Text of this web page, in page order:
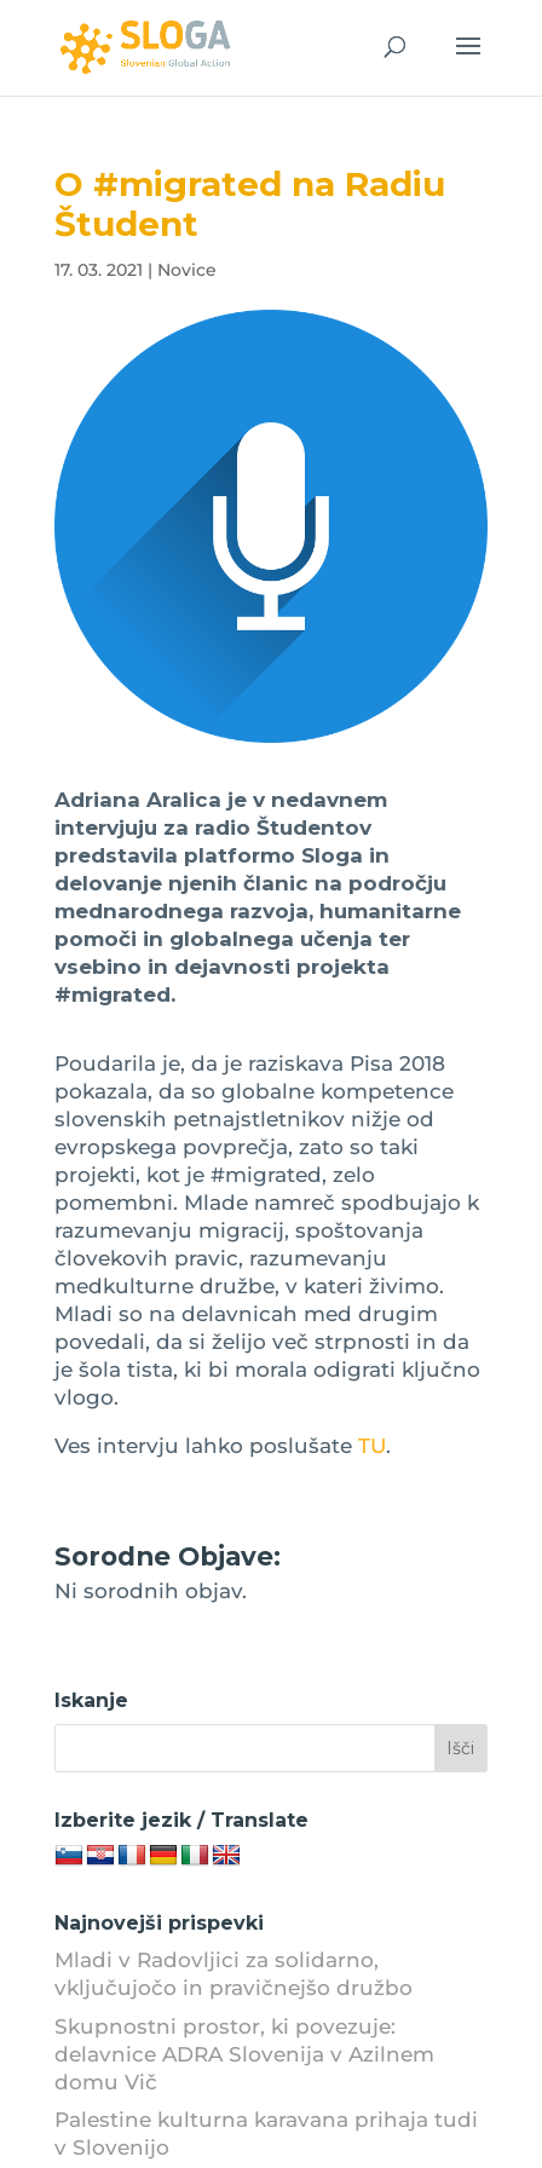
O #migrated na Radiu
Študent
17. 03. 2021 | Novice
Adriana Aralica je v nedavnem
intervjuju za radio Študentov
predstavila platformo Sloga in
delovanje njenih članic na področju
mednarodnega razvoja, humanitarne
pomoči in globalnega učenja ter
vsebino in dejavnosti projekta
#migrated.
Poudarila je, da je raziskava Pisa 2018
pokazala, da so globalne kompetence
slovenskih petnajstletnikov nižje od
evropskega povprečja, zato so taki
projekti, kot je #migrated, zelo
pomembni. Mlade namreč spodbujajo k
razumevanju migracij, spoštovanja
človekovih pravic, razumevanju
medkulturne družbe, v kateri živimo.
Mladi so na delavnicah med drugim
povedali, da si želijo več strpnosti in da
je šola tista, ki bi morala odigrati ključno
vlogo.
Ves intervju lahko poslušate TU.
Sorodne Objave:
Ni sorodnih objav.
Iskanje
Izberite jezik / Translate
Najnovejši prispevki
Mladi v Radovljici za solidarno,
vključujočo in pravičnejšo družbo
Skupnostni prostor, ki povezuje:
delavnice ADRA Slovenija v Azilnem
domu Vič
Palestine kulturna karavana prihaja tudi
v Slovenijo